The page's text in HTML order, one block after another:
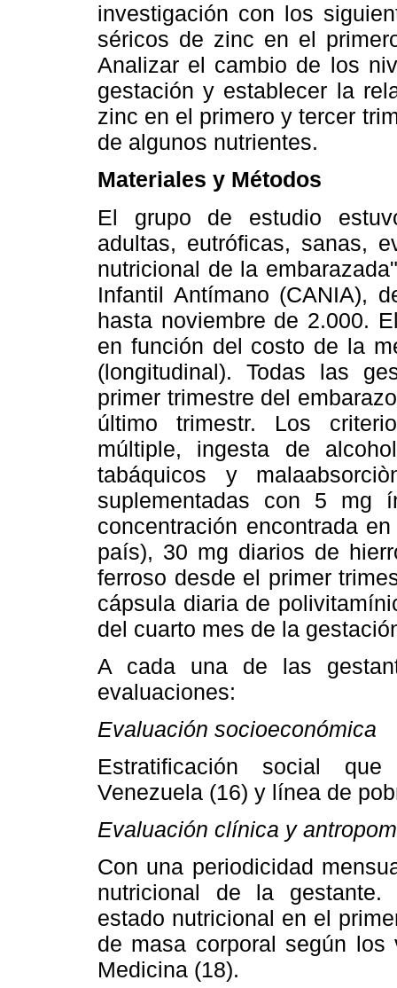
investigación con los
séricos de zinc en el
Analizar el cambio de los
gestación y establecer la
zinc en el primero y tercer
de algunos nutrientes.
Materiales y Métodos
El grupo de estudio
adultas, eutróficas, sanas,
nutricional de la
Infantil Antímano (CANIA),
hasta noviembre de 2.000.
en función del costo de la
(longitudinal). Todas las
primer trimestre del
último trimestr. Los
múltiple, ingesta de
tabáquicos y
suplementadas con 5 mg
concentración encontrada
país), 30 mg diarios de
ferroso desde el primer
cápsula diaria de
del cuarto mes de la
A cada una de las
evaluaciones:
Evaluación socioeconómica
Estratificación social
Venezuela (16) y línea de
Evaluación clínica y
Con una periodicidad
nutricional de la gestante.
estado nutricional en el
de masa corporal según
Medicina (18).